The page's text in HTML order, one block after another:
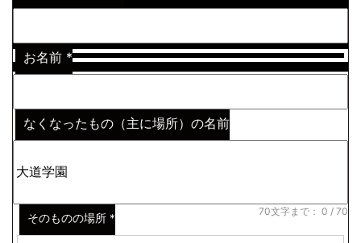
お名前 *
なくなったもの（主に場所）の名前
70文字まで： 0 / 70
そのものの場所 *